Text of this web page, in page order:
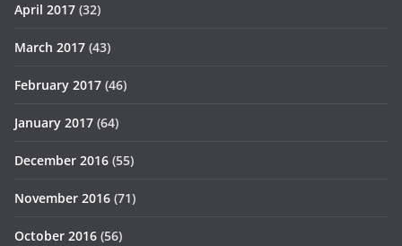
April 2017 (32)
March 2017 (43)
February 2017 (46)
January 2017 (64)
December 2016 (55)
November 2016 (71)
October 2016 (56)